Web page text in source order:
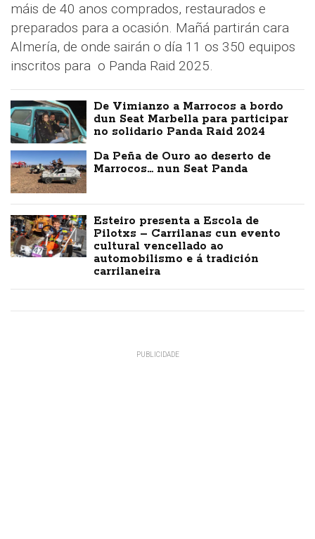
máis de 40 anos comprados, restaurados e
preparados para a ocasión. Mañá partirán cara
Almería, de onde sairán o día 11 os 350 equipos
inscritos para o Panda Raid 2025.
De Vimianzo a Marrocos a bordo
dun Seat Marbella para participar
no solidario Panda Raid 2024
Da Peña de Ouro ao deserto de
Marrocos… nun Seat Panda
Esteiro presenta a Escola de
Pilotxs – Carrilanas cun evento
cultural vencellado ao
automobilismo e á tradición
carrilaneira